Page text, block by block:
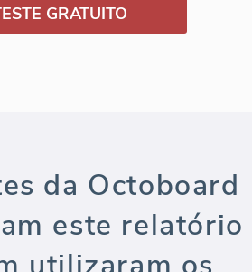
GRATUITO
da Octoboard
este relatório